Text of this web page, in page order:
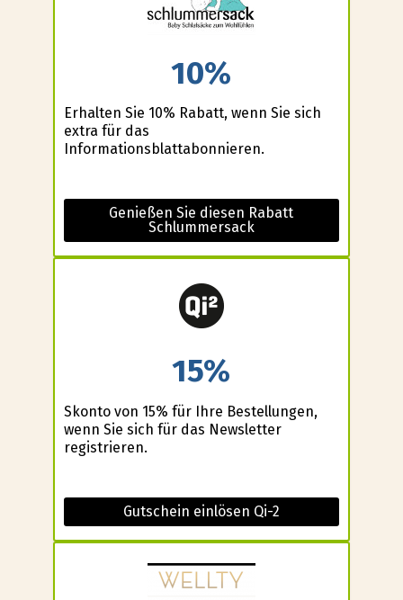
10%
Erhalten Sie 10% Rabatt, wenn Sie sich
extra für das
Informationsblattabonnieren.
Genießen Sie diesen Rabatt
Schlummersack
15%
Skonto von 15% für Ihre Bestellungen,
wenn Sie sich für das Newsletter
registrieren.
Gutschein einlösen Qi-2